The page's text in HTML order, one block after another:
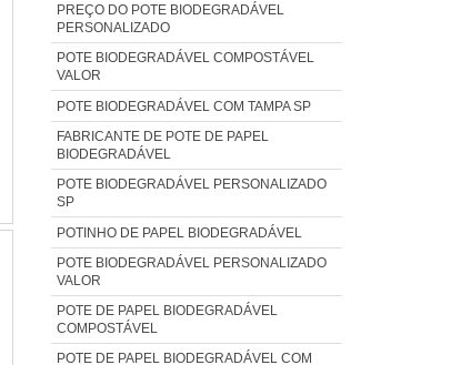
PREÇO DO POTE BIODEGRADÁVEL
PERSONALIZADO
POTE BIODEGRADÁVEL COMPOSTÁVEL
VALOR
POTE BIODEGRADÁVEL COM TAMPA SP
FABRICANTE DE POTE DE PAPEL
BIODEGRADÁVEL
POTE BIODEGRADÁVEL PERSONALIZADO
SP
POTINHO DE PAPEL BIODEGRADÁVEL
POTE BIODEGRADÁVEL PERSONALIZADO
VALOR
POTE DE PAPEL BIODEGRADÁVEL
COMPOSTÁVEL
POTE DE PAPEL BIODEGRADÁVEL COM